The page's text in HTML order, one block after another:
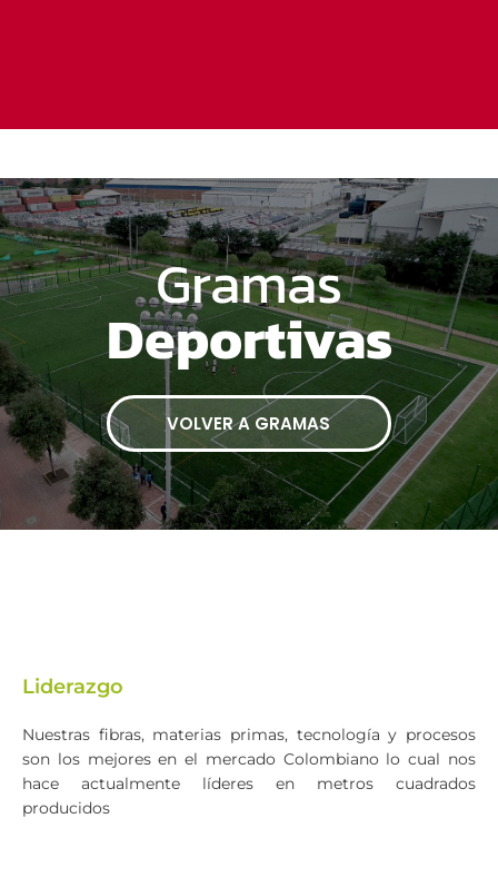
Gramas
Deportivas
VOLVER A GRAMAS
Liderazgo
Nuestras fibras, materias primas, tecnología y procesos
son los mejores en el mercado Colombiano lo cual nos
hace actualmente líderes en metros cuadrados
producidos